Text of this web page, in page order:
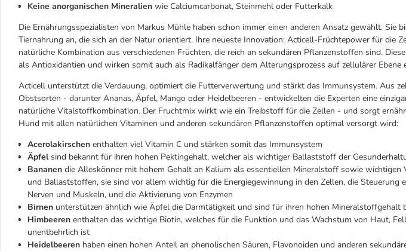
Keine anorganischen Mineralien wie Calciumcarbonat, Steinmehl oder Futterkalk
Die Ernährungsspezialisten von Markus Mühle haben schon immer einen anderen Ansatz gewählt. Sie
Tiernahrung an, die sich an der Natur orientiert. Ihre neueste Innovation: Acticell-Früchtepower für die
natürliche Kombination aus verschiedenen Früchten, die reich an sekundären Pflanzenstoffen sind.
als Antioxidantien und wirken somit auch als Radikalfänger dem Alterungsprozess auf zellulärer Ebene
Acticell unterstützt die Verdauung, optimiert die Futterverwertung und stärkt das Immunsystem. Aus
Obstsorten - darunter Ananas, Äpfel, Mango oder Heidelbeeren - entwickelten die Experten eine
natürliche Vitalstoffkombination. Der Fruchtmix wirkt wie ein Treibstoff für die Zellen - und sorgt
Hund mit allen natürlichen Vitaminen und anderen sekundären Pflanzenstoffen optimal versorgt wird:
Acerolakirschen enthalten viel Vitamin C und stärken somit das Immunsystem
Äpfel sind bekannt für ihren hohen Pektingehalt, welcher als wichtiger Ballaststoff der
Bananen die Alleskönner mit hohem Gehalt an Kalium als essentiellen Mineralstoff sowie wichtigen
und Ballaststoffen, sie sind vor allem wichtig für die Energiegewinnung in den Zellen, die Steuerung
Nerven und Muskeln, und die Aktivierung von Enzymen
Birnen unterstützen ähnlich wie Äpfel die Darmtätigkeit und sind für ihren hohen Mineralstoffgehalt
Himbeeren enthalten das wichtige Biotin, welches für die Funktion und das Wachstum von Haut,
unentbehrlich ist
Heidelbeeren haben einen hohen Anteil an phenolischen Säuren, Flavonoiden und anderen